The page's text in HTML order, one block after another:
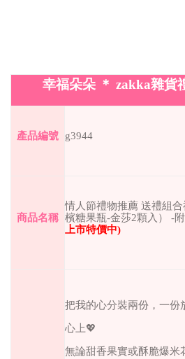
幸福朵朵 ＊ zakka雜貨
產品編號 g3944
商品名稱
情人節禮物推薦 送禮組
檳糖果瓶-金莎2顆入） -
上市特價中)
把我的心分裝兩份，一份
心上💖
無論甜香果實或酥脆爆米